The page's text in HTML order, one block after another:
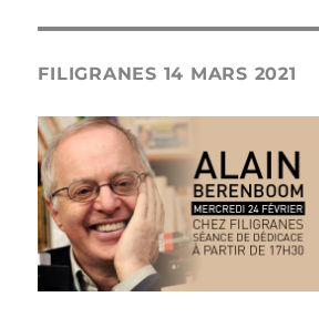
FILIGRANES 14 MARS 2021